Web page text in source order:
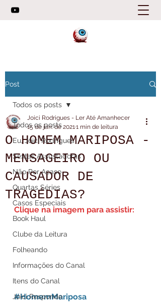
Post
Todos os posts
Eu, Joici Rodrigues
Sextas Assustadoras
Não Por Acaso
Quartas Séries
Casos Especiais
Book Haul
Clube da Leitura
Folheando
Informações do Canal
Itens do Canal
Joici Responde
Todos os posts
O HOMEM MARIPOSA -
MENSAGEIRO OU
CAUSADOR DE
TRAGÉDIAS?
Joici Rodrigues - Ler Até Amanhecer
15 de jan. de 20211 min de leitura
Clique na imagem para assistir:
#HomemMariposa